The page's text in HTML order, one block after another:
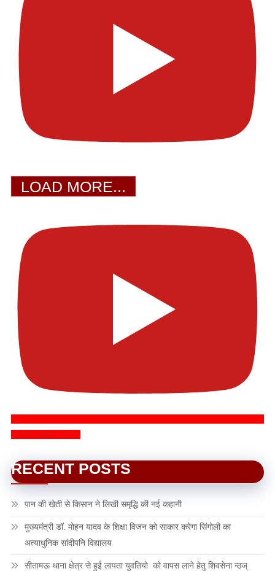
LOAD MORE...
SUBSCRIBE NOW
RECENT POSTS
पान की खेती से किसान ने लिखी समृद्धि की नई कहानी
मुख्यमंत्री डॉ. मोहन यादव के शिक्षा विजन को साकार करेगा सिंगोली का
अत्याधुनिक सांदीपनि विद्यालय
सीतामऊ थाना क्षेत्र से हुई लापता युवतियो को वापस लाने हेतु शिवसेना न्ठज्